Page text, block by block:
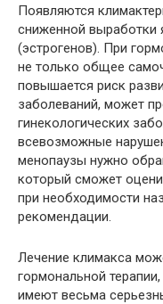
Появляются
сниженной выработки
(эстрогенов). При
не только общее
повышается риск
заболеваний, может
гинекологических
всевозможные
менопаузы нужно
который сможет
при необходимости
рекомендации.
Лечение климакса
гормональной
имеют весьма